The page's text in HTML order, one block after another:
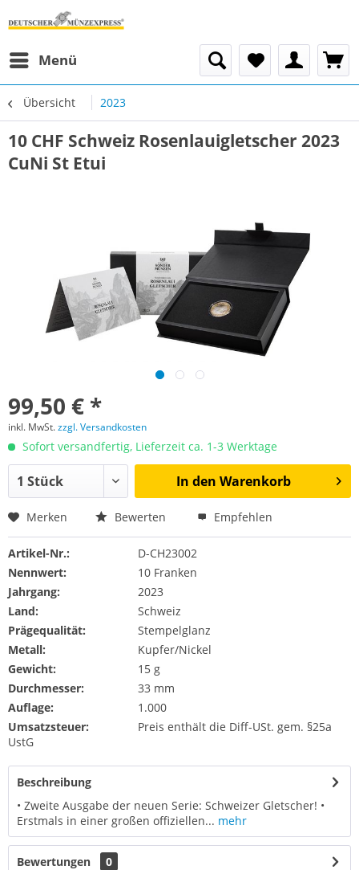
Menü
Übersicht 2023
10 CHF Schweiz Rosenlauigletscher 2023
CuNi St Etui
99,50 € *
inkl. MwSt.zzgl. Versandkosten
Sofort versandfertig, Lieferzeit ca. 1-3 Werktage
In den Warenkorb
Merken Bewerten Empfehlen
Artikel-Nr.:
D-CH23002
Nennwert:
10 Franken
Jahrgang:
2023
Land:
Schweiz
Prägequalität:
Stempelglanz
Metall:
Kupfer/Nickel
Gewicht:
15 g
Durchmesser:
33 mm
Auflage:
1.000
Umsatzsteuer:
Preis enthält die Diff-USt. gem. §25a
UstG
Beschreibung
• Zweite Ausgabe der neuen Serie: Schweizer Gletscher! •
Erstmals in einer großen offiziellen... mehr
Bewertungen
0